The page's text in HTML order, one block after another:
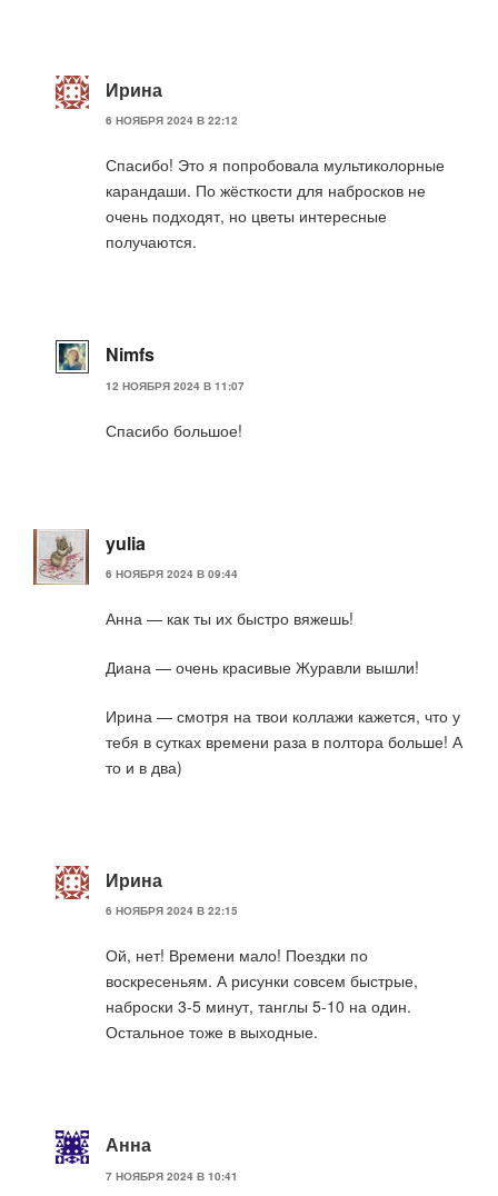
Ирина
6 НОЯБРЯ 2024 В 22:12
Спасибо! Это я попробовала мультиколорные
карандаши. По жёсткости для набросков не
очень подходят, но цветы интересные
получаются.
Nimfs
12 НОЯБРЯ 2024 В 11:07
Спасибо большое!
yulia
6 НОЯБРЯ 2024 В 09:44
Анна — как ты их быстро вяжешь!
Диана — очень красивые Журавли вышли!
Ирина — смотря на твои коллажи кажется, что у
тебя в сутках времени раза в полтора больше! А
то и в два)
Ирина
6 НОЯБРЯ 2024 В 22:15
Ой, нет! Времени мало! Поездки по
воскресеньям. А рисунки совсем быстрые,
наброски 3-5 минут, танглы 5-10 на один.
Остальное тоже в выходные.
Анна
7 НОЯБРЯ 2024 В 10:41